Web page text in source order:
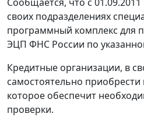
Сообщается, что с
своих подразделениях
программный комплекс для
ЭЦП ФНС России по
Кредитные организации, в
самостоятельно
которое обеспечит
проверки.